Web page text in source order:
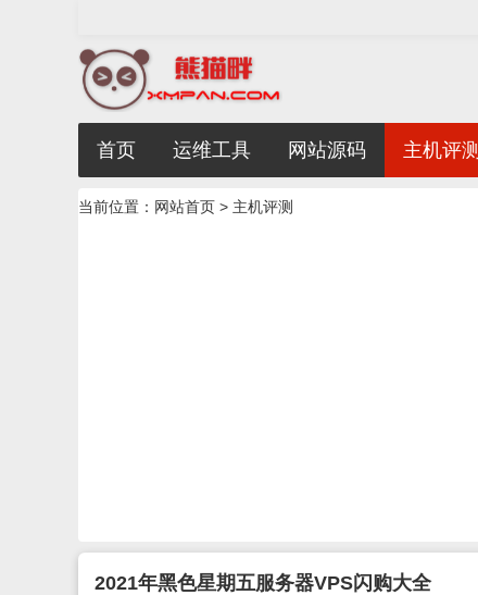
首页 运维工具 网站源码 主机评测
当前位置： 网站首页 > 主机评测
2021年黑色星期五服务器VPS闪购大全